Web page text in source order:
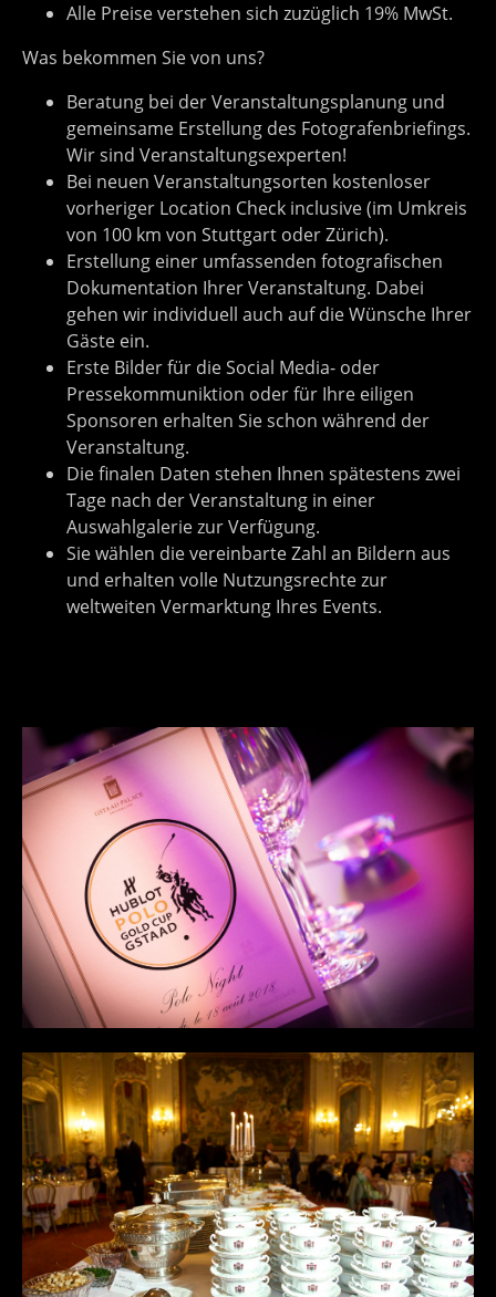
Alle Preise verstehen sich zuzüglich 19% MwSt.
Was bekommen Sie von uns?
Beratung bei der Veranstaltungsplanung und
gemeinsame Erstellung des Fotografenbriefings.
Wir sind Veranstaltungsexperten!
Bei neuen Veranstaltungsorten kostenloser
vorheriger Location Check inclusive (im Umkreis
von 100 km von Stuttgart oder Zürich).
Erstellung einer umfassenden fotografischen
Dokumentation Ihrer Veranstaltung. Dabei
gehen wir individuell auch auf die Wünsche Ihrer
Gäste ein.
Erste Bilder für die Social Media- oder
Pressekommuniktion oder für Ihre eiligen
Sponsoren erhalten Sie schon während der
Veranstaltung.
Die finalen Daten stehen Ihnen spätestens zwei
Tage nach der Veranstaltung in einer
Auswahlgalerie zur Verfügung.
Sie wählen die vereinbarte Zahl an Bildern aus
und erhalten volle Nutzungsrechte zur
weltweiten Vermarktung Ihres Events.